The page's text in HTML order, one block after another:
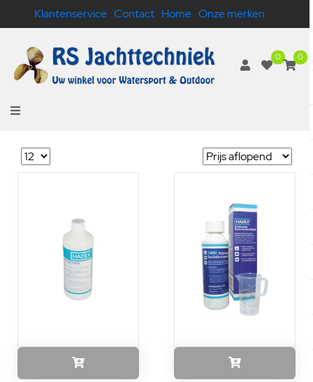
Klantenservice Contact Home Onze merken
0 0